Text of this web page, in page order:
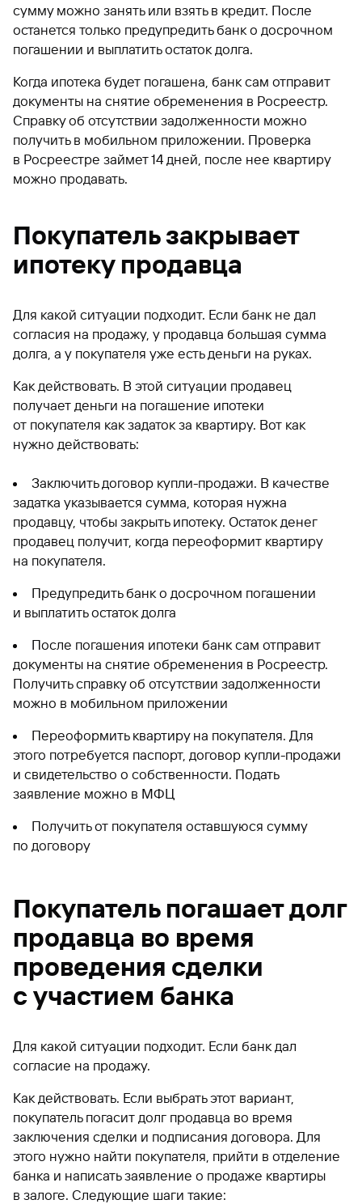
сумму можно занять или взять в кредит. После
останется только предупредить банк о досрочном
погашении и выплатить остаток долга.
Когда ипотека будет погашена, банк сам отправит
документы на снятие обременения в Росреестр.
Справку об отсутствии задолженности можно
получить в мобильном приложении. Проверка
в Росреестре займет 14 дней, после нее квартиру
можно продавать.
Покупатель закрывает
ипотеку продавца
Для какой ситуации подходит. Если банк не дал
согласия на продажу, у продавца большая сумма
долга, а у покупателя уже есть деньги на руках.
Как действовать. В этой ситуации продавец
получает деньги на погашение ипотеки
от покупателя как задаток за квартиру. Вот как
нужно действовать:
Заключить договор купли-продажи. В качестве
задатка указывается сумма, которая нужна
продавцу, чтобы закрыть ипотеку. Остаток денег
продавец получит, когда переоформит квартиру
на покупателя.
Предупредить банк о досрочном погашении
и выплатить остаток долга
После погашения ипотеки банк сам отправит
документы на снятие обременения в Росреестр.
Получить справку об отсутствии задолженности
можно в мобильном приложении
Переоформить квартиру на покупателя. Для
этого потребуется паспорт, договор купли-продажи
и свидетельство о собственности. Подать
заявление можно в МФЦ
Получить от покупателя оставшуюся сумму
по договору
Покупатель погашает долг
продавца во время
проведения сделки
с участием банка
Для какой ситуации подходит. Если банк дал
согласие на продажу.
Как действовать. Если выбрать этот вариант,
покупатель погасит долг продавца во время
заключения сделки и подписания договора. Для
этого нужно найти покупателя, прийти в отделение
банка и написать заявление о продаже квартиры
в залоге. Следующие шаги такие: